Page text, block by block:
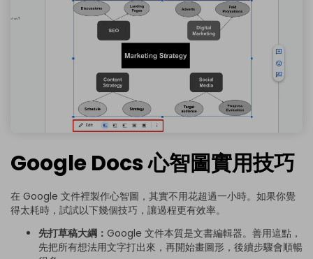
Google Docs 心智圖實用技巧
在 Google 文件裡製作心智圖，其實不用花超過一小時。如果你覺
得太耗時，試試以下幾個技巧，讓過程更有效率。
先打草稿大綱： Google 文件本質是文書編輯器。善用這點，
先把所有想法用文字打出來，再開始畫圖形，後續步驟會順暢